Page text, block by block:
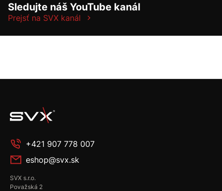
Sledujte náš YouTube kanál
Prejsť na SVX kanál
+421 907 778 007
eshop@svx.sk
SVX s.r.o.
Považská 2